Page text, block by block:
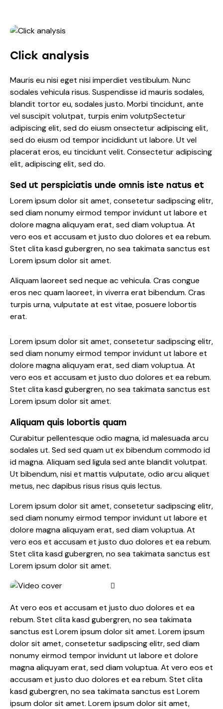
Click analysis
Mauris eu nisi eget nisi imperdiet vestibulum. Nunc
sodales vehicula risus. Suspendisse id mauris sodales,
blandit tortor eu, sodales justo. Morbi tincidunt, ante
vel suscipit volutpat, turpis enim volutpSectetur
adipiscing elit, sed do eiusm onsectetur adipiscing elit,
sed do eiusm od tempor incididunt ut labore. Ut vel
placerat eros, eu tincidunt velit. Consectetur adipiscing
elit, adipiscing elit, sed do.
Sed ut perspiciatis unde omnis iste natus et
Lorem ipsum dolor sit amet, consetetur sadipscing elitr,
sed diam nonumy eirmod tempor invidunt ut labore et
dolore magna aliquyam erat, sed diam voluptua. At
vero eos et accusam et justo duo dolores et ea rebum.
Stet clita kasd gubergren, no sea takimata sanctus est
Lorem ipsum dolor sit amet.
Aliquam laoreet sed neque ac vehicula. Cras congue
eros nec quam laoreet, in viverra erat bibendum. Cras
turpis urna, vulputate at est vitae, posuere lobortis
erat.
Lorem ipsum dolor sit amet, consetetur sadipscing elitr,
sed diam nonumy eirmod tempor invidunt ut labore et
dolore magna aliquyam erat, sed diam voluptua. At
vero eos et accusam et justo duo dolores et ea rebum.
Stet clita kasd gubergren, no sea takimata sanctus est
Lorem ipsum dolor sit amet.
Aliquam quis lobortis quam
Curabitur pellentesque odio magna, id malesuada arcu
sodales ut. Sed sed quam ut ex bibendum commodo id
id magna. Aliquam sed ligula sed ante blandit volutpat.
Ut bibendum, nisi et mattis vulputate, odio arcu aliquet
metus, nec dapibus risus risus quis lectus.
Lorem ipsum dolor sit amet, consetetur sadipscing elitr,
sed diam nonumy eirmod tempor invidunt ut labore et
dolore magna aliquyam erat, sed diam voluptua. At
vero eos et accusam et justo duo dolores et ea rebum.
Stet clita kasd gubergren, no sea takimata sanctus est
Lorem ipsum dolor sit amet.
At vero eos et accusam et justo duo dolores et ea
rebum. Stet clita kasd gubergren, no sea takimata
sanctus est Lorem ipsum dolor sit amet. Lorem ipsum
dolor sit amet, consetetur sadipscing elitr, sed diam
nonumy eirmod tempor invidunt ut labore et dolore
magna aliquyam erat, sed diam voluptua. At vero eos et
accusam et justo duo dolores et ea rebum. Stet clita
kasd gubergren, no sea takimata sanctus est Lorem
ipsum dolor sit amet. Lorem ipsum dolor sit amet,